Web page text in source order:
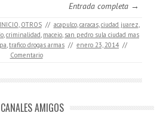
Entrada completa →
INICIO, OTROS // acapulco,caracas,ciudad juarez,
,criminalidad, maceio, san pedro sula ciudad mas
,trafico drogas armas // enero 23, 2014 //
Comentario
CANALES AMIGOS